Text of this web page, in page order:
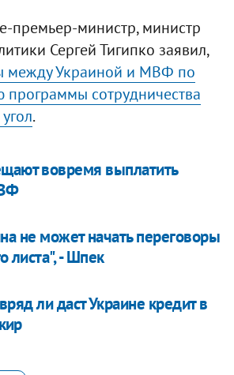
премьер-министр, министр
Сергей Тигипко заявил,
между Украиной и МВФ по
программы сотрудничества
.
вовремя выплатить
не может начать переговоры
листа", - Шпек
ли даст Украине кредит в